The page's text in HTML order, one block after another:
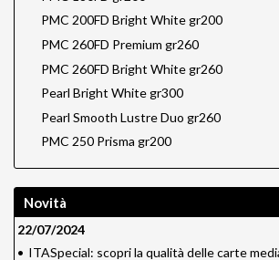
PMC 200FD Bright White gr200
PMC 260FD Premium gr260
PMC 260FD Bright White gr260
Pearl Bright White gr300
Pearl Smooth Lustre Duo gr260
PMC 250 Prisma gr200
Novità
22/07/2024
• ITASpecial: scopri la qualità delle carte